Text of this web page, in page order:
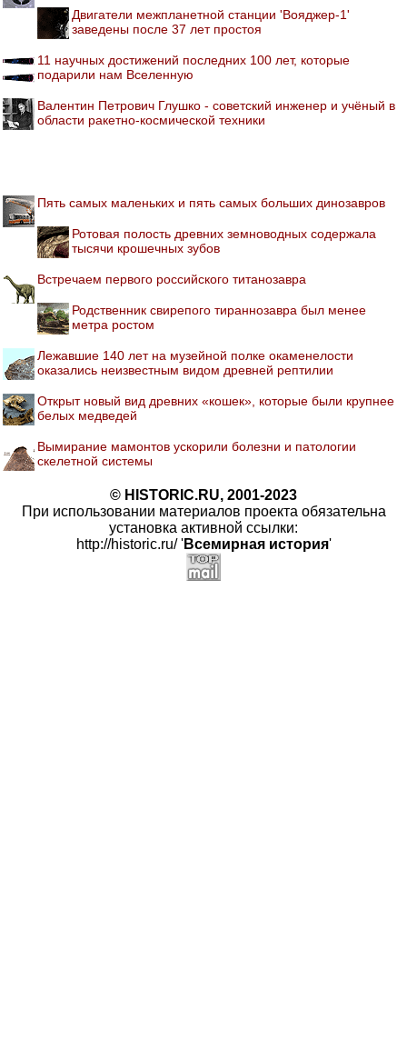
Двигатели межпланетной станции 'Вояджер-1'
заведены после 37 лет простоя
11 научных достижений последних 100 лет, которые
подарили нам Вселенную
Валентин Петрович Глушко - советский инженер и учёный в
области ракетно-космической техники
Пять самых маленьких и пять самых больших динозавров
Ротовая полость древних земноводных содержала
тысячи крошечных зубов
Встречаем первого российского титанозавра
Родственник свирепого тираннозавра был менее
метра ростом
Лежавшие 140 лет на музейной полке окаменелости
оказались неизвестным видом древней рептилии
Открыт новый вид древних «кошек», которые были крупнее
белых медведей
Вымирание мамонтов ускорили болезни и патологии
скелетной системы
© HISTORIC.RU, 2001-2023
При использовании материалов проекта обязательна
установка активной ссылки:
http://historic.ru/ 'Всемирная история'